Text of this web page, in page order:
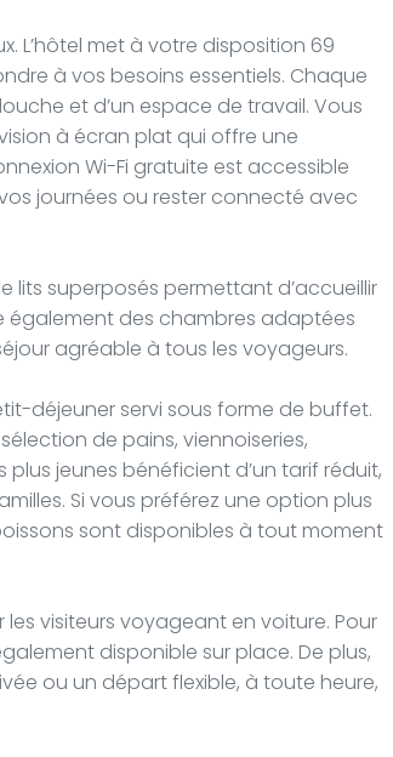
L’hôtel met à votre disposition 69
à vos besoins essentiels. Chaque
et d’un espace de travail. Vous
à écran plat qui offre une
Wi-Fi gratuite est accessible
journées ou rester connecté avec
lits superposés permettant d’accueillir
également des chambres adaptées
agréable à tous les voyageurs.
déjeuner servi sous forme de buffet.
de pains, viennoiseries,
jeunes bénéficient d’un tarif réduit,
Si vous préférez une option plus
sont disponibles à tout moment
visiteurs voyageant en voiture. Pour
disponible sur place. De plus,
ou un départ flexible, à toute heure,